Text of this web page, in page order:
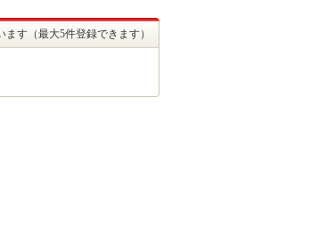
ます（最大5件登録できます）